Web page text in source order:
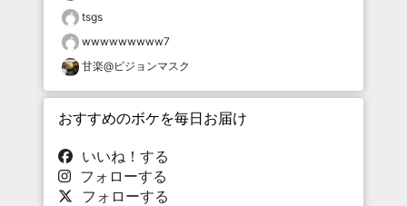
tsgs
wwwwwwwww7
甘楽@ピジョンマスク
おすすめのボケを毎日お届け
いいね！する
フォローする
フォローする